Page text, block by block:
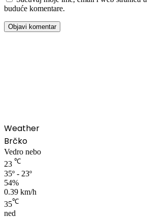
buduće komentare.
Weather
Brčko
Vedro nebo
23 ℃
35º - 23º
54%
0.39 km/h
35℃
ned